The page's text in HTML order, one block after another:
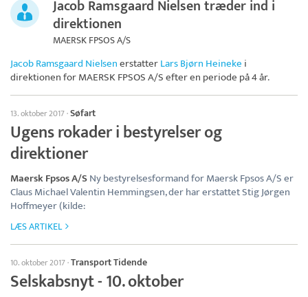
Jacob Ramsgaard Nielsen træder ind i
direktionen
MAERSK FPSOS A/S
Jacob Ramsgaard NielsenerstatterLars Bjørn Heineke i
direktionen forMAERSK FPSOS A/Sefter en periode på 4 år.
13. oktober 2017·Søfart
Ugens rokader i bestyrelser og
direktioner
Maersk Fpsos A/SNy bestyrelsesformand for Maersk Fpsos A/S er
Claus Michael Valentin Hemmingsen, der har erstattet Stig Jørgen
Hoffmeyer (kilde:
LÆS ARTIKEL
10. oktober 2017·Transport Tidende
Selskabsnyt - 10. oktober